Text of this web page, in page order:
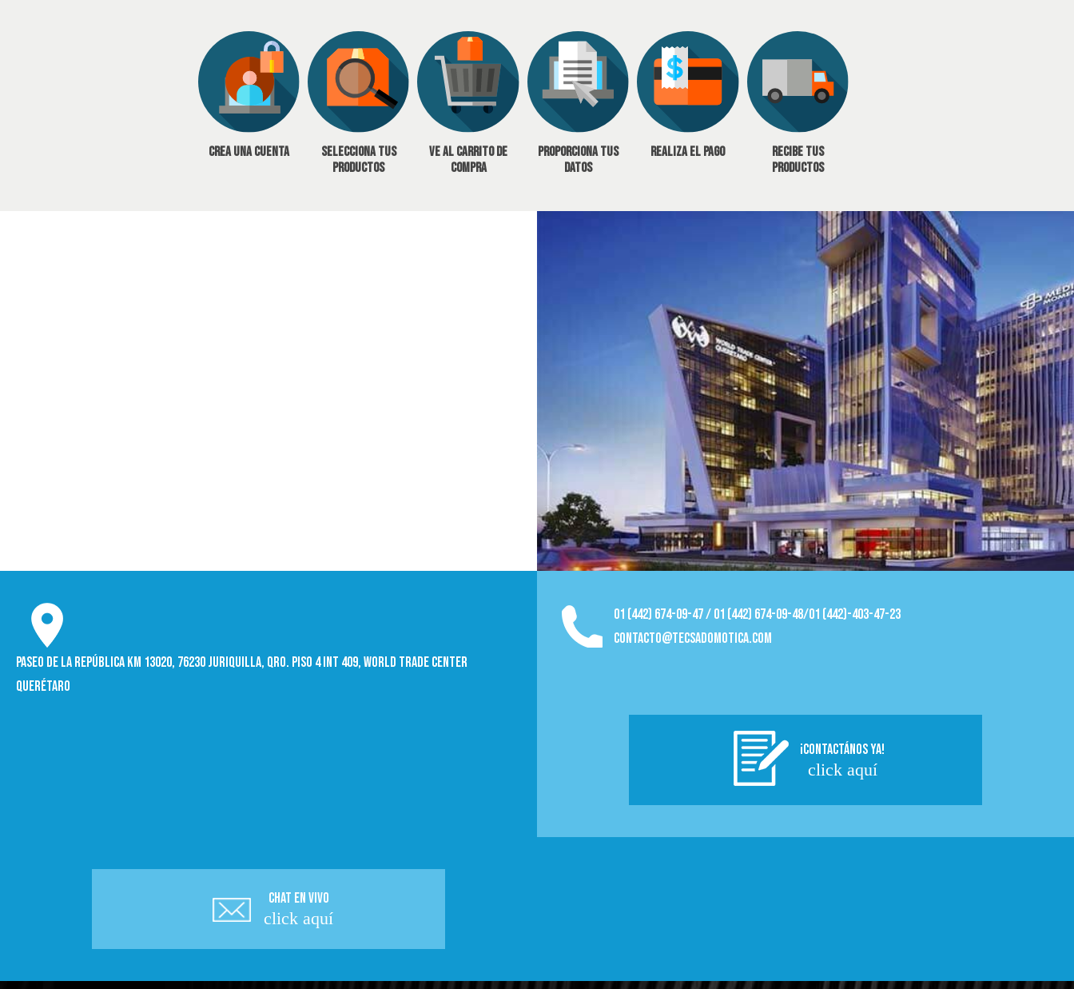
Crea una cuenta
Selecciona tus
productos
Ve al carrito de
compra
Proporciona tus
datos
Realiza el pago
Recibe tus
productos
Paseo de la República Km 13020, 76230 Juriquilla, Qro. Piso 4 int 409, World trade Center
Querétaro
01 (442) 674-09-47 / 01 (442) 674-09-48/01 (442)-403-47-23
contacto@tecsadomotica.com
¡CONTACTÁNOS YA!
click aquí
CHAT EN VIVO
click aquí